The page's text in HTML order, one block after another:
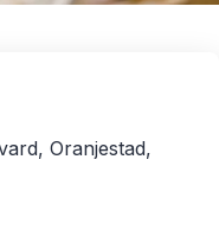
Oranjestad,